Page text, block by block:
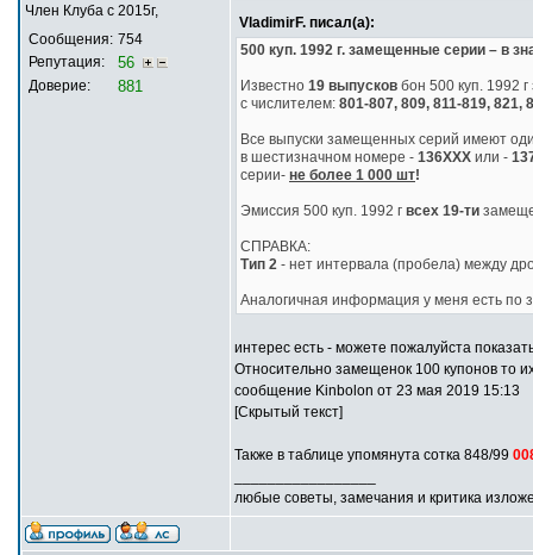
Член Клуба с 2015г,
Сообщения: 754
Репутация:
56
Доверие: 881
VladimirF. писал(а):
500 куп. 1992 г. замещенные серии – в
Известно 19 выпусков бон 500 куп. 1992
с числителем: 801-807, 809, 811-819, 821,
Все выпуски замещенных серий имеют
в шестизначном номере - 136ХХХ или -
серии- не более 1 000 шт!
Эмиссия 500 куп. 1992 г всех 19-ти
СПРАВКА:
Тип 2 - нет интервала (пробела) между
Аналогичная информация у меня есть
интерес есть - можете пожалуйста
Относительно замещенок 100 купонов то
сообщение Kinbolon от 23 мая 2019 15:13
[Скрытый текст]
Также в таблице упомянута сотка 848/99
любые советы, замечания и критика